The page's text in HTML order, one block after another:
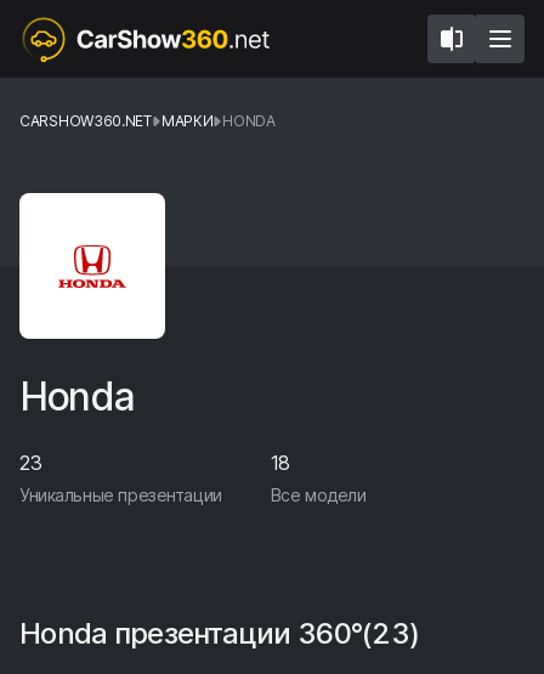
CARSHOW360.NET МАРКИ HONDA
Honda
23
Уникальные презентации
18
Все модели
Honda презентации 360°(23)